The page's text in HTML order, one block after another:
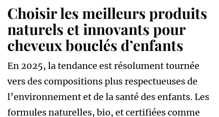
Choisir les meilleurs produits
naturels et innovants pour
cheveux bouclés d’enfants
En 2025, la tendance est résolument tournée
vers des compositions plus respectueuses de
l’environnement et de la santé des enfants. Les
formules naturelles, bio, et certifiées comme